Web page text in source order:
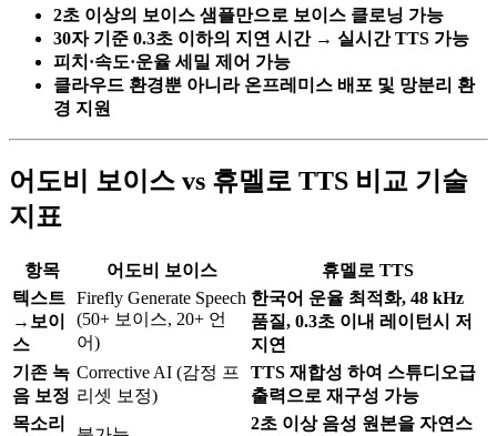
2초 이상의 보이스 샘플만으로 보이스 클로닝 가능
30자 기준 0.3초 이하의 지연 시간 → 실시간 TTS 가능
피치·속도·운율 세밀 제어 가능
클라우드 환경뿐 아니라 온프레미스 배포 및 망분리 환
경 지원
어도비 보이스 vs 휴멜로 TTS 비교 기술
지표
항목 어도비 보이스
휴멜로 TTS
텍스트
→보이
스
Firefly Generate Speech
(50+ 보이스, 20+ 언
어)
한국어 운율 최적화, 48 kHz
품질, 0.3초 이내 레이턴시 저
지연
기존 녹
음 보정
Corrective AI (감정 프
리셋 보정)
TTS 재합성 하여 스튜디오급
출력으로 재구성 가능
목소리
2초 이상 음성 원본을 자연스